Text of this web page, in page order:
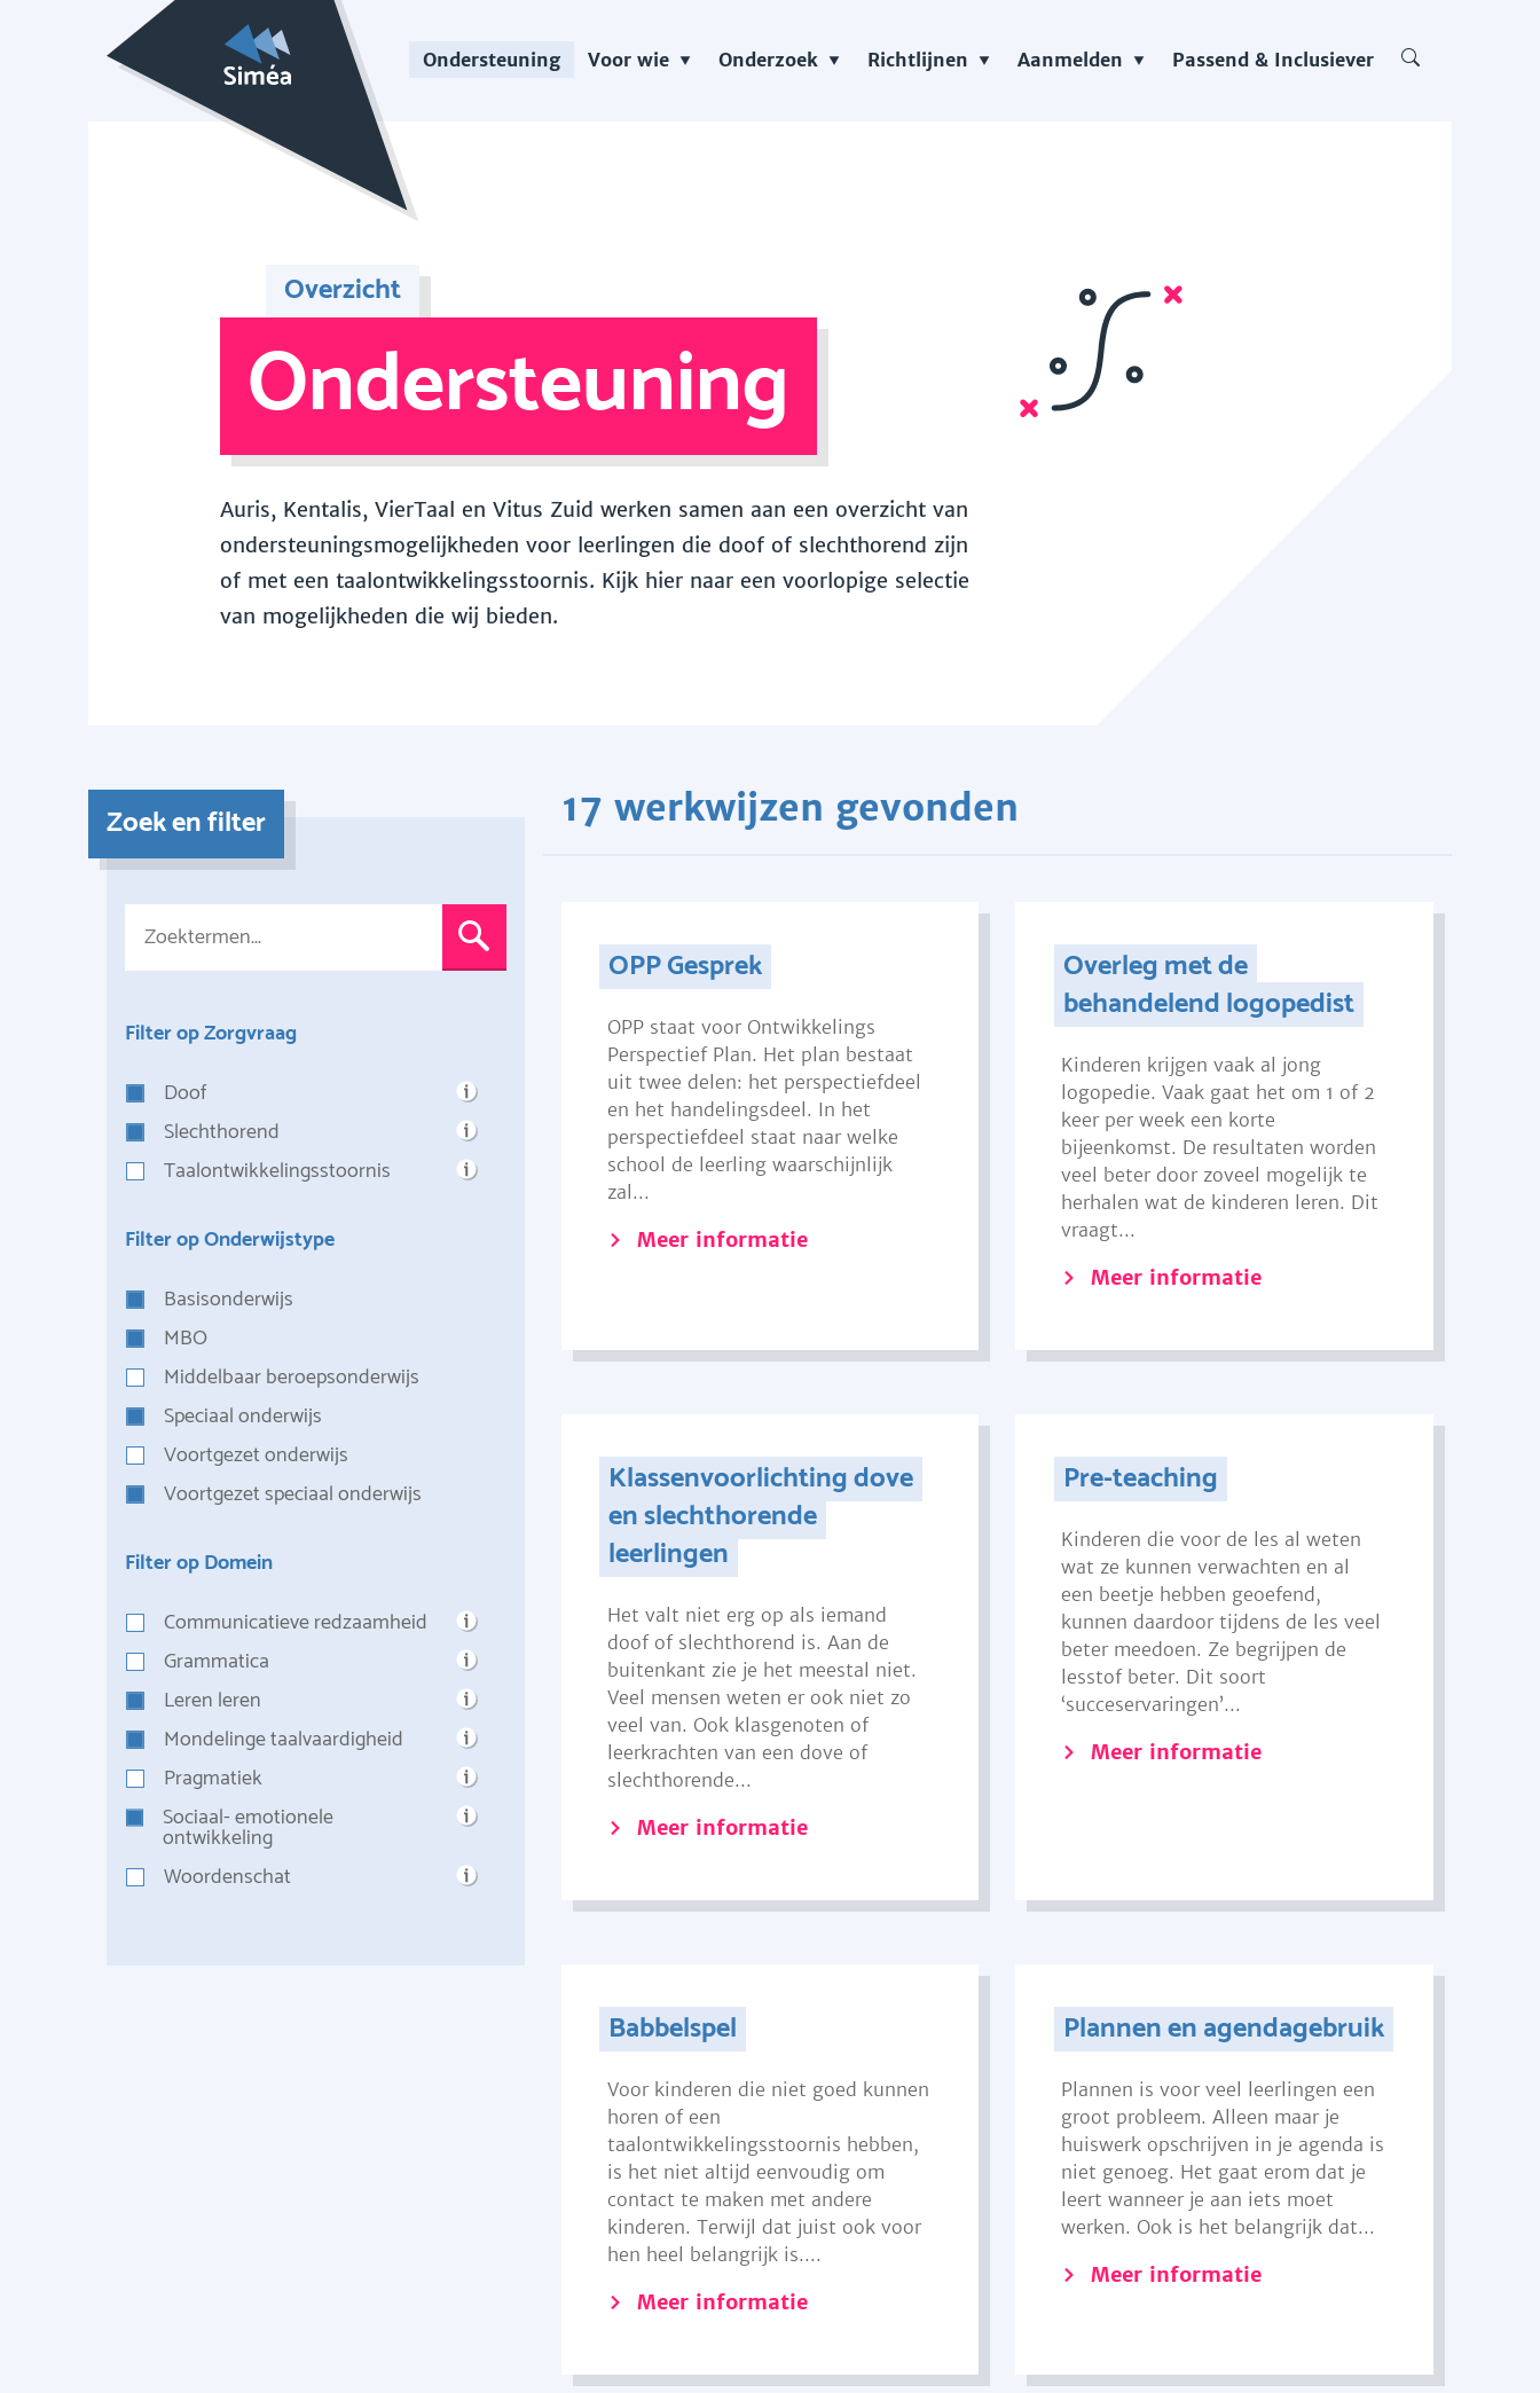
Ondersteuning Voor wie Onderzoek Richtlijnen Aanmelden Passend & Inclusiever
Overzicht
Ondersteuning
Auris, Kentalis, VierTaal en Vitus Zuid werken samen aan een overzicht van
ondersteuningsmogelijkheden voor leerlingen die doof of slechthorend zijn
of met een taalontwikkelingsstoornis. Kijk hier naar een voorlopige selectie
van mogelijkheden die wij bieden.
Zoek en filter
Filter op Zorgvraag
Doof
Slechthorend
Taalontwikkelingsstoornis
Filter op Onderwijstype
Basisonderwijs
MBO
Middelbaar beroepsonderwijs
Speciaal onderwijs
Voortgezet onderwijs
Voortgezet speciaal onderwijs
Filter op Domein
Communicatieve redzaamheid
Grammatica
Leren leren
Mondelinge taalvaardigheid
Pragmatiek
Sociaal- emotionele
ontwikkeling
Woordenschat
17 werkwijzen gevonden
OPP Gesprek
OPP staat voor Ontwikkelings
Perspectief Plan. Het plan bestaat
uit twee delen: het perspectiefdeel
en het handelingsdeel. In het
perspectiefdeel staat naar welke
school de leerling waarschijnlijk
zal...
Meer informatie
Overleg met de
behandelend logopedist
Kinderen krijgen vaak al jong
logopedie. Vaak gaat het om 1 of 2
keer per week een korte
bijeenkomst. De resultaten worden
veel beter door zoveel mogelijk te
herhalen wat de kinderen leren. Dit
vraagt...
Meer informatie
Klassenvoorlichting dove
en slechthorende
leerlingen
Het valt niet erg op als iemand
doof of slechthorend is. Aan de
buitenkant zie je het meestal niet.
Veel mensen weten er ook niet zo
veel van. Ook klasgenoten of
leerkrachten van een dove of
slechthorende...
Meer informatie
Pre-teaching
Kinderen die voor de les al weten
wat ze kunnen verwachten en al
een beetje hebben geoefend,
kunnen daardoor tijdens de les veel
beter meedoen. Ze begrijpen de
lesstof beter. Dit soort
‘succeservaringen’...
Meer informatie
Babbelspel
Voor kinderen die niet goed kunnen
horen of een
taalontwikkelingsstoornis hebben,
is het niet altijd eenvoudig om
contact te maken met andere
kinderen. Terwijl dat juist ook voor
hen heel belangrijk is....
Meer informatie
Plannen en agendagebruik
Plannen is voor veel leerlingen een
groot probleem. Alleen maar je
huiswerk opschrijven in je agenda is
niet genoeg. Het gaat erom dat je
leert wanneer je aan iets moet
werken. Ook is het belangrijk dat...
Meer informatie